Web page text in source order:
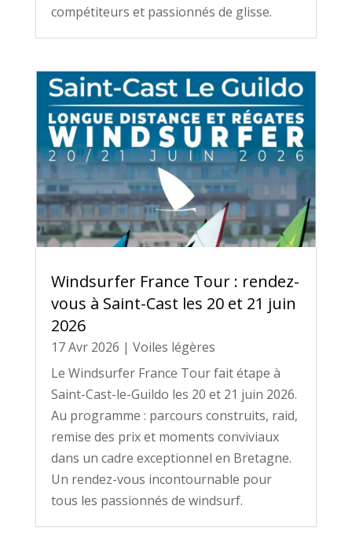
compétiteurs et passionnés de glisse.
Windsurfer France Tour : rendez-
vous à Saint-Cast les 20 et 21 juin
2026
17 Avr 2026 | Voiles légères
Le Windsurfer France Tour fait étape à
Saint-Cast-le-Guildo les 20 et 21 juin 2026.
Au programme : parcours construits, raid,
remise des prix et moments conviviaux
dans un cadre exceptionnel en Bretagne.
Un rendez-vous incontournable pour
tous les passionnés de windsurf.